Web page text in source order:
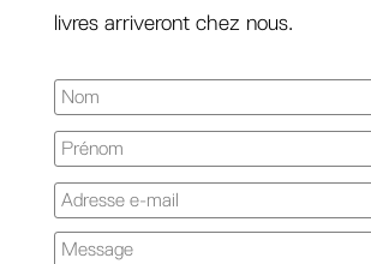
livres arriveront chez nous.